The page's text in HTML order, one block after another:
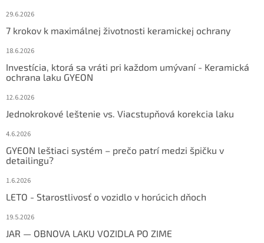
29.6.2026
7 krokov k maximálnej životnosti keramickej ochrany
18.6.2026
Investícia, ktorá sa vráti pri každom umývaní - Keramická
ochrana laku GYEON
12.6.2026
Jednokrokové leštenie vs. Viacstupňová korekcia laku
4.6.2026
GYEON leštiaci systém – prečo patrí medzi špičku v
detailingu?
1.6.2026
LETO - Starostlivosť o vozidlo v horúcich dňoch
19.5.2026
JAR — OBNOVA LAKU VOZIDLA PO ZIME